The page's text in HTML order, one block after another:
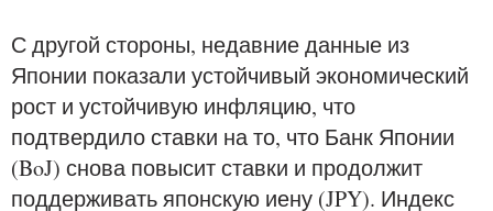
С другой стороны, недавние данные из
Японии показали устойчивый экономический
рост и устойчивую инфляцию, что
подтвердило ставки на то, что Банк Японии
(BoJ) снова повысит ставки и продолжит
поддерживать японскую иену (JPY). Индекс